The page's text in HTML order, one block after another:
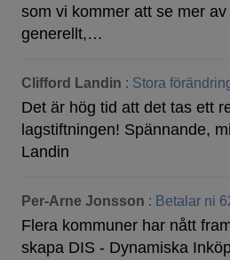
som vi kommer att se mer
generellt,…
Clifford Landin : Stora
Det är hög tid att det tas ett
lagstiftningen! Spännande,
Landin
Per-Arne Jonsson : Betalar ni
Flera kommuner har nått
skapa DIS - Dynamiska